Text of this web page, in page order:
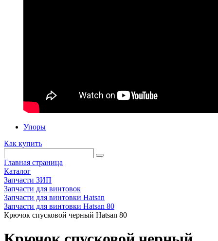
Упоры
Как купить
Главная страница
Каталог
Запчасти ЗИП
Запчасти для винтовок
Запчасти для винтовки Hatsan
Запчасти для винтовки Hatsan 80
Крючок спусковой черный Hatsan 80